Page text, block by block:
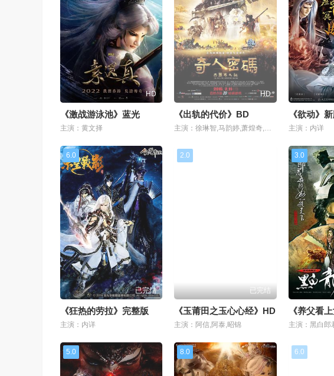
HD
《激战游泳池》蓝光
主演：黄文择
HD
《出轨的代价》BD
主演：徐琳智,马韵婷,萧煌奇,黄丽玲,黄文择,王希华,孙若瑜,陈进益,张汶钧,夏治世,穆宣名,刘家渝,徐健春,何吴雄,陈宗岳
《欲动》
主演：内详
6.0
已完结
《狂热的劳拉》完整版
主演：内详
2.0
已完结
《玉莆田之玉心心经》HD
主演：阿信,阿泰,昭锦
3.0
《养父看
5.0 8.0 6.0